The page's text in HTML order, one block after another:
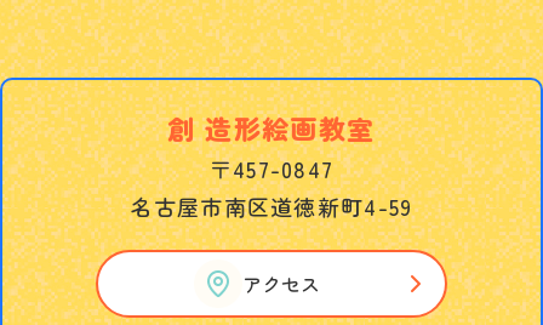
創 造形絵画教室
〒457-0847
名古屋市南区道徳新町4-59
アクセス